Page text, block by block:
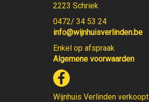
2223 Schriek
0472/ 34 53 24
info@wijnhuisverlinden.be
Enkel op afspraak
Algemene voorwaarden
Wijnhuis Verlinden verkoopt